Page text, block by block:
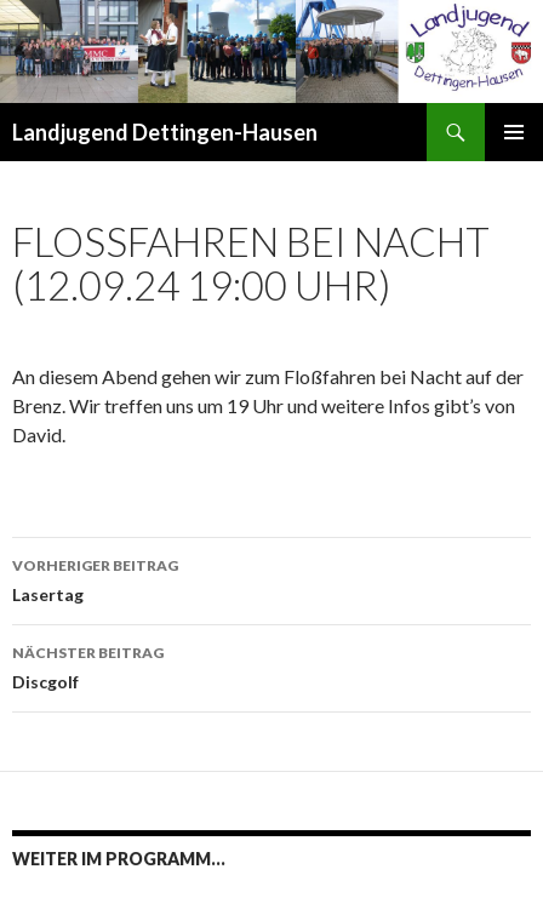
Landjugend Dettingen-Hausen
FLOSSFAHREN BEI NACHT (
12.09.24 19:00 UHR)
An diesem Abend gehen wir zum Floßfahren bei Nacht auf der
Brenz. Wir treffen uns um 19 Uhr und weitere Infos gibt’s von
David.
Beitrags-
Navigation
VORHERIGER BEITRAG
Lasertag
NÄCHSTER BEITRAG
Discgolf
WEITER IM PROGRAMM…